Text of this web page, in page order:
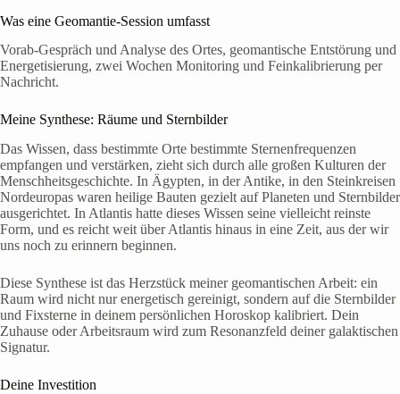
Was eine Geomantie-Session umfasst
Vorab-Gespräch und Analyse des Ortes, geomantische Entstörung und
Energetisierung, zwei Wochen Monitoring und Feinkalibrierung per
Nachricht.
Meine Synthese: Räume und Sternbilder
Das Wissen, dass bestimmte Orte bestimmte Sternenfrequenzen
empfangen und verstärken, zieht sich durch alle großen Kulturen der
Menschheitsgeschichte. In Ägypten, in der Antike, in den Steinkreisen
Nordeuropas waren heilige Bauten gezielt auf Planeten und Sternbilder
ausgerichtet. In Atlantis hatte dieses Wissen seine vielleicht reinste
Form, und es reicht weit über Atlantis hinaus in eine Zeit, aus der wir
uns noch zu erinnern beginnen.
Diese Synthese ist das Herzstück meiner geomantischen Arbeit: ein
Raum wird nicht nur energetisch gereinigt, sondern auf die Sternbilder
und Fixsterne in deinem persönlichen Horoskop kalibriert. Dein
Zuhause oder Arbeitsraum wird zum Resonanzfeld deiner galaktischen
Signatur.
Deine Investition